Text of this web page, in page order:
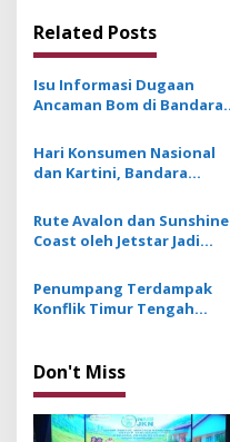
a
v
i
a
i
o
n
Related Posts
Isu Informasi Dugaan
Ancaman Bom di Bandara
Benar, Operasional
Penerbangan Lancar
Hari Konsumen Nasional
dan Kartini, Bandara
Aktivasi Booth Make Up
Rute Avalon dan Sunshine
Coast oleh Jetstar Jadi
Australia ke Bali
Penumpang Terdampak
Konflik Timur Tengah
Layanan Imigrasi
Don't Miss